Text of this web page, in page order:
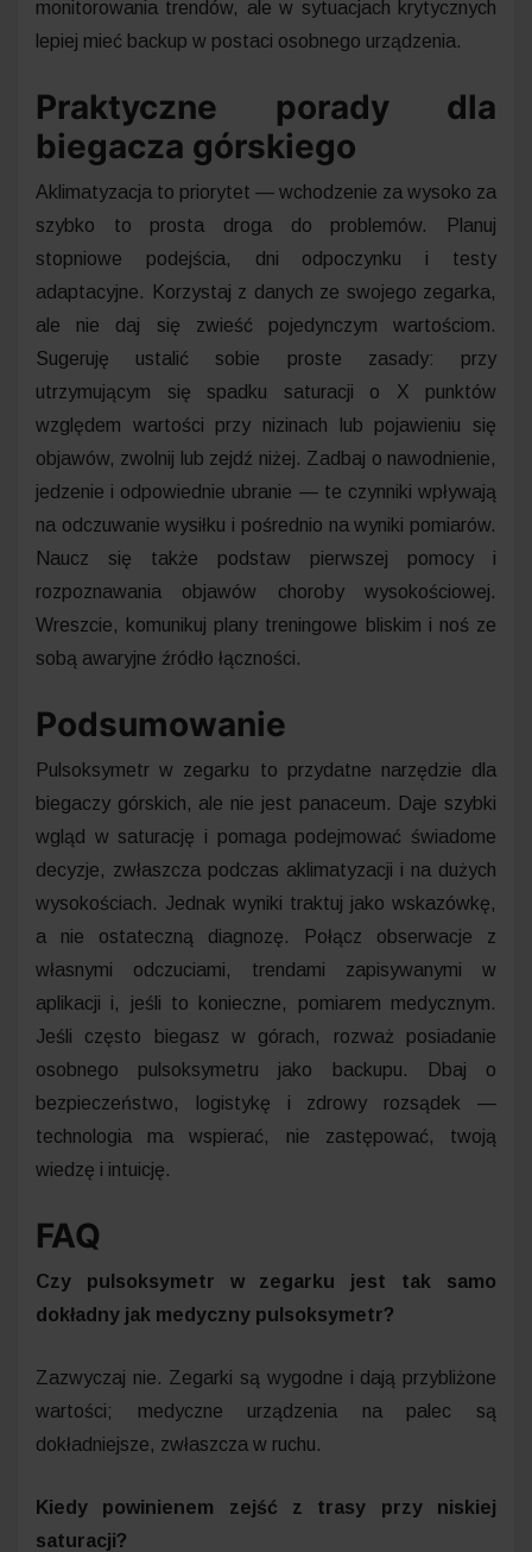
monitorowania trendów, ale w sytuacjach krytycznych
lepiej mieć backup w postaci osobnego urządzenia.
Praktyczne porady dla
biegacza górskiego
Aklimatyzacja to priorytet — wchodzenie za wysoko za
szybko to prosta droga do problemów. Planuj
stopniowe podejścia, dni odpoczynku i testy
adaptacyjne. Korzystaj z danych ze swojego zegarka,
ale nie daj się zwieść pojedynczym wartościom.
Sugeruję ustalić sobie proste zasady: przy
utrzymującym się spadku saturacji o X punktów
względem wartości przy nizinach lub pojawieniu się
objawów, zwolnij lub zejdź niżej. Zadbaj o nawodnienie,
jedzenie i odpowiednie ubranie — te czynniki wpływają
na odczuwanie wysiłku i pośrednio na wyniki pomiarów.
Naucz się także podstaw pierwszej pomocy i
rozpoznawania objawów choroby wysokościowej.
Wreszcie, komunikuj plany treningowe bliskim i noś ze
sobą awaryjne źródło łączności.
Podsumowanie
Pulsoksymetr w zegarku to przydatne narzędzie dla
biegaczy górskich, ale nie jest panaceum. Daje szybki
wgląd w saturację i pomaga podejmować świadome
decyzje, zwłaszcza podczas aklimatyzacji i na dużych
wysokościach. Jednak wyniki traktuj jako wskazówkę,
a nie ostateczną diagnozę. Połącz obserwacje z
własnymi odczuciami, trendami zapisywanymi w
aplikacji i, jeśli to konieczne, pomiarem medycznym.
Jeśli często biegasz w górach, rozważ posiadanie
osobnego pulsoksymetru jako backupu. Dbaj o
bezpieczeństwo, logistykę i zdrowy rozsądek —
technologia ma wspierać, nie zastępować, twoją
wiedzę i intuicję.
FAQ
Czy pulsoksymetr w zegarku jest tak samo
dokładny jak medyczny pulsoksymetr?
Zazwyczaj nie. Zegarki są wygodne i dają przybliżone
wartości; medyczne urządzenia na palec są
dokładniejsze, zwłaszcza w ruchu.
Kiedy powinienem zejść z trasy przy niskiej
saturacji?